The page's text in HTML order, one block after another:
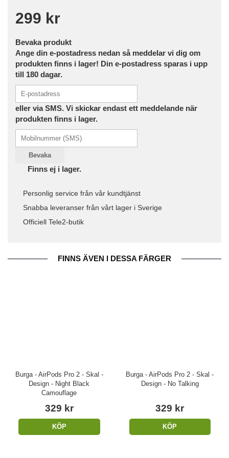
299 kr
Bevaka produkt
Ange din e-postadress nedan så meddelar vi dig om
produkten finns i lager! Din e-postadress sparas i upp
till 180 dagar.
eller via SMS. Vi skickar endast ett meddelande när
produkten finns i lager.
Bevaka
Finns ej i lager.
Personlig service från vår kundtjänst
Snabba leveranser från vårt lager i Sverige
Officiell Tele2-butik
FINNS ÄVEN I DESSA FÄRGER
Burga - AirPods Pro 2 - Skal -
Design - Night Black
Camouflage
329 kr
KÖP
Burga - AirPods Pro 2 - Skal -
Design - No Talking
329 kr
KÖP